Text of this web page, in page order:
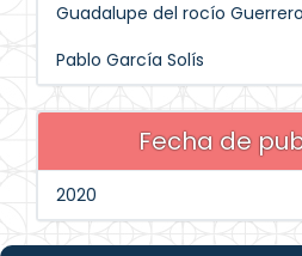
Guadalupe del rocío
Pablo García Solís
Fecha de
2020